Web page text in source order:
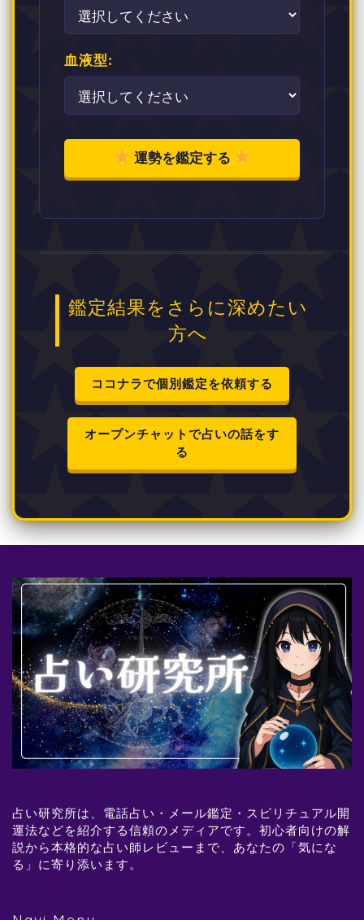
血液型:
運勢を鑑定する
鑑定結果をさらに深めたい
方へ
ココナラで個別鑑定を依頼する
オープンチャットで占いの話をす
る
占い研究所は、電話占い・メール鑑定・スピリチュアル開
運法などを紹介する信頼のメディアです。初心者向けの解
説から本格的な占い師レビューまで、あなたの「気にな
る」に寄り添います。